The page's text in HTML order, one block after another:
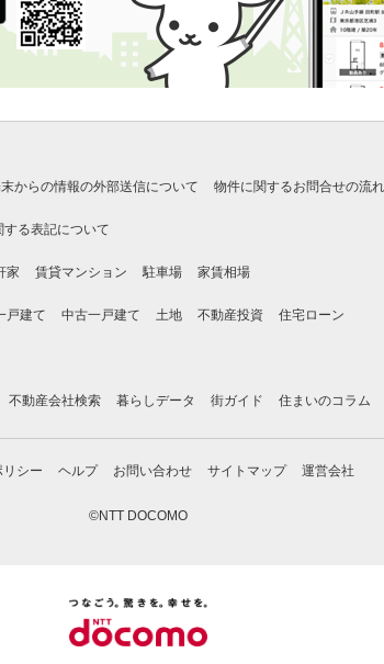
からの情報の外部送信について 物件に関するお問合せの流れ
する表記について
家 賃貸マンション 駐車場 家賃相場
戸建て 中古一戸建て 土地 不動産投資 住宅ローン
不動産会社検索 暮らしデータ 街ガイド 住まいのコラム
シー ヘルプ お問い合わせ サイトマップ 運営会社
©NTT DOCOMO